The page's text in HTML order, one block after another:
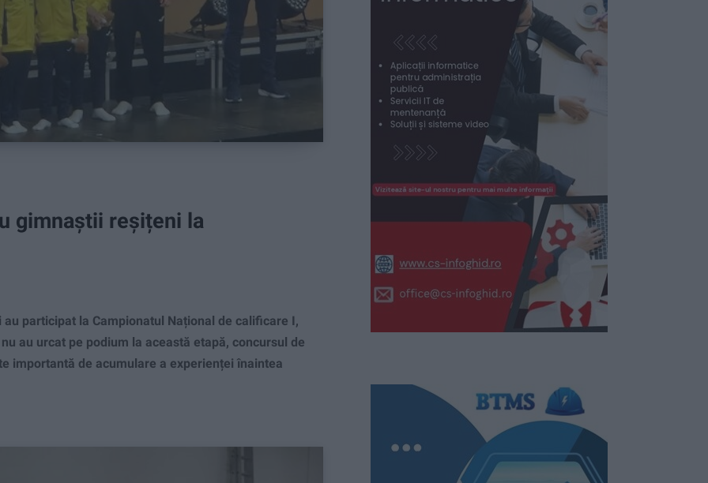
gimnaștii reșițeni la
participat la Campionatul Național de calificare I,
au urcat pe podium la această etapă, concursul de
importantă de acumulare a experienței înaintea